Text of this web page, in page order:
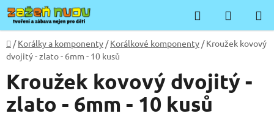
Přejít
na
obsah
Hledat
KOŠÍK
Domů
/ Korálky a komponenty / Korálkové komponenty / Kroužek kovový
dvojitý - zlato - 6mm - 10 kusů
Kroužek kovový dvojitý -
zlato - 6mm - 10 kusů